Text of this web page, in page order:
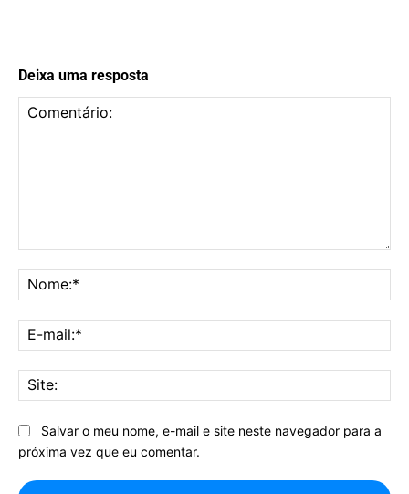
Deixa uma resposta
Salvar o meu nome, e-mail e site neste navegador para a
próxima vez que eu comentar.